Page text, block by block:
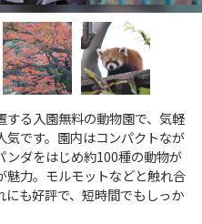
る入園無料の動物園で、気軽
気です。園内はコンパクトなが
ンダをはじめ約100種の動物が
力。モルモットなどと触れ合
も好評で、短時間でもしっか